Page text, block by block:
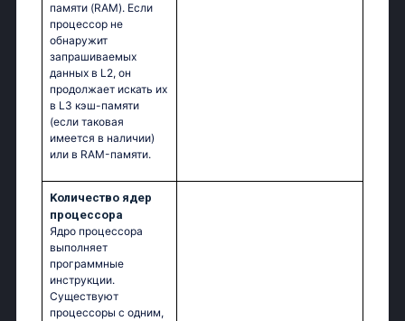
памяти (RAM). Если
процессор не
обнаружит
запрашиваемых
данных в L2, он
продолжает искать их
в L3 кэш-памяти
(если таковая
имеется в наличии)
или в RAM-памяти.
Kоличество ядер
процессора
Ядро процессора
выполняет
программные
инструкции.
Существуют
процессоры с одним,